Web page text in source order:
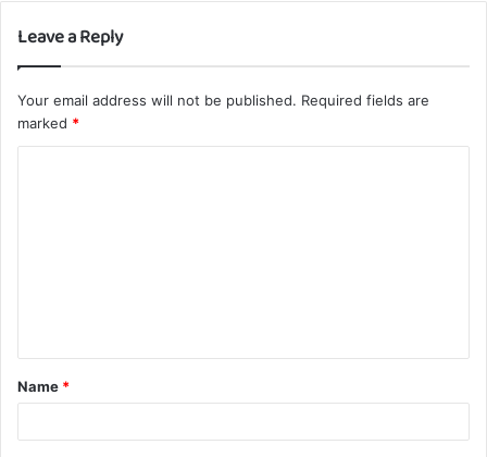
Leave a Reply
Your email address will not be published. Required fields are
marked *
t
*
Name *